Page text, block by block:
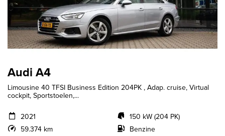
Audi A4
Limousine 40 TFSI Business Edition 204PK , Adap. cruise, Virtual
cockpit, Sportstoelen,...
2021
59.374 km
150 kW (204 PK)
Benzine